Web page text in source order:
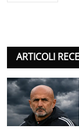
ARTICOLI